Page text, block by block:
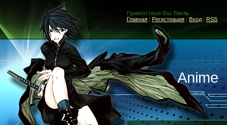
Приветствую Вас Гость
Главная | Регистрация | Вход | RSS
Anime